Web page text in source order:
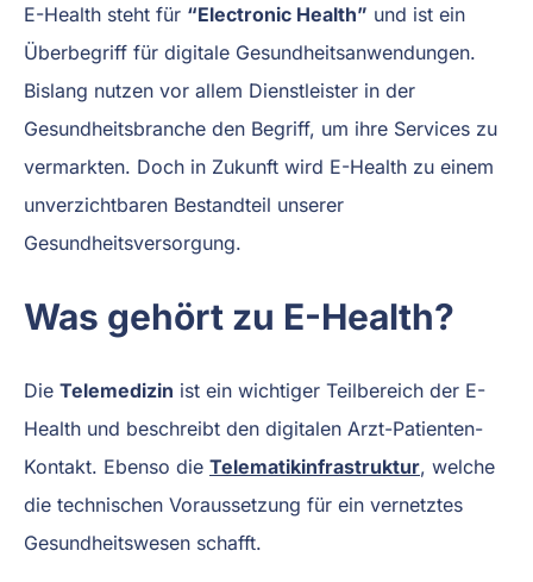
E-Health steht für “Electronic Health” und ist ein
Überbegriff für digitale Gesundheitsanwendungen.
Bislang nutzen vor allem Dienstleister in der
Gesundheitsbranche den Begriff, um ihre Services zu
vermarkten. Doch in Zukunft wird E-Health zu einem
unverzichtbaren Bestandteil unserer
Gesundheitsversorgung.
Was gehört zu E-Health?
Die Telemedizin ist ein wichtiger Teilbereich der E-
Health und beschreibt den digitalen Arzt-Patienten-
Kontakt. Ebenso die Telematikinfrastruktur, welche
die technischen Voraussetzung für ein vernetztes
Gesundheitswesen schafft.